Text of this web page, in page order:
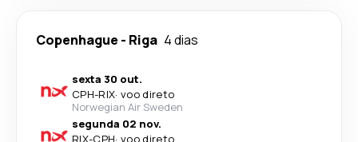
Copenhague - Riga 4 dias
sexta 30 out.
CPH-RIX· voo direto
Norwegian Air Sweden
segunda 02 nov.
RIX-CPH· voo direto